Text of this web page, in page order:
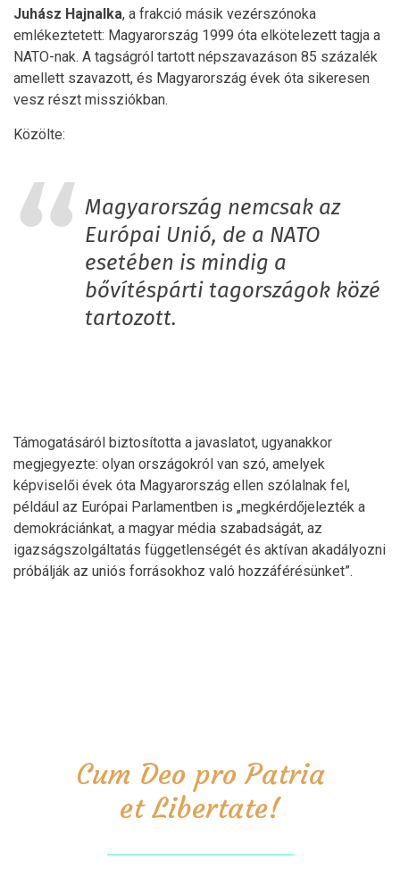
Juhász Hajnalka, a frakció másik vezérszónoka
emlékeztetett: Magyarország 1999 óta elkötelezett tagja a
NATO-nak. A tagságról tartott népszavazáson 85 százalék
amellett szavazott, és Magyarország évek óta sikeresen
vesz részt missziókban.
Közölte:
Magyarország nemcsak az
Európai Unió, de a NATO
esetében is mindig a
bővítéspárti tagországok közé
tartozott.
Támogatásáról biztosította a javaslatot, ugyanakkor
megjegyezte: olyan országokról van szó, amelyek
képviselői évek óta Magyarország ellen szólalnak fel,
például az Európai Parlamentben is „megkérdőjelezték a
demokráciánkat, a magyar média szabadságát, az
igazságszolgáltatás függetlenségét és aktívan akadályozni
próbálják az uniós forrásokhoz való hozzáférésünket”.
Cum Deo pro Patria
et Libertate!